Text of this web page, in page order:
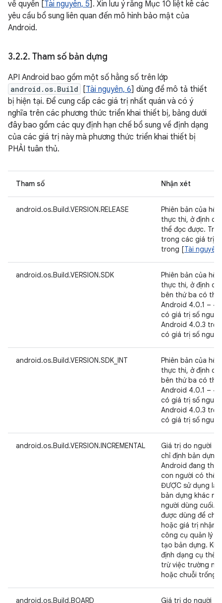
về quyền [Tài nguyên, 5]. Xin lưu ý rằng Mục 10 liệt kê các
yêu cầu bổ sung liên quan đến mô hình bảo mật của
Android.
3.2.2. Tham số bản dựng
API Android bao gồm một số hằng số trên lớp
android.os.Build [Tài nguyên, 6] dùng để mô tả thiết
bị hiện tại. Để cung cấp các giá trị nhất quán và có ý
nghĩa trên các phương thức triển khai thiết bị, bảng dưới
đây bao gồm các quy định hạn chế bổ sung về định dạng
của các giá trị này mà phương thức triển khai thiết bị
PHẢI tuân thủ.
Tham số Nhận xét
android.os.Build.VERSION.RELEASE
Phiên bản của hệ
thực thi, ở định
thể đọc được.
trong các giá trị
trong [Tài
android.os.Build.VERSION.SDK
Phiên bản của hệ
thực thi, ở định
bên thứ ba có
Android 4.0.1 –
có giá trị số
Android 4.0.3 trở
có giá trị số
android.os.Build.VERSION.SDK_INT
Phiên bản của hệ
thực thi, ở định
bên thứ ba có
Android 4.0.1 –
có giá trị số
Android 4.0.3 trở
có giá trị số
android.os.Build.VERSION.INCREMENTAL
Giá trị do người
chỉ định bản
Android đang
con người có thể
ĐƯỢC sử dụng
bản dựng khác
người dùng cuối.
được dùng để
hoặc giá trị nhận
công cụ quản lý
tạo bản dựng.
định dạng cụ thể
trừ việc trường
hoặc chuỗi trống
android.os.Build.BOARD
Giá trị do người